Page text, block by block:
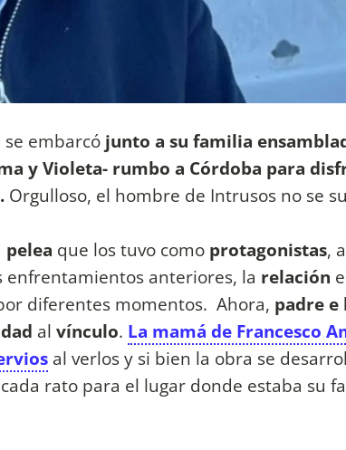
se embarcó junto a su familia
y Violeta- rumbo a Córdoba para
Orgulloso, el hombre de Intrusos no se
pelea que los tuvo como protagonistas,
enfrentamientos anteriores, la relación
diferentes momentos. Ahora, padre e
al vínculo. La mamá de Francesco
al verlos y si bien la obra se
rato para el lugar donde estaba su